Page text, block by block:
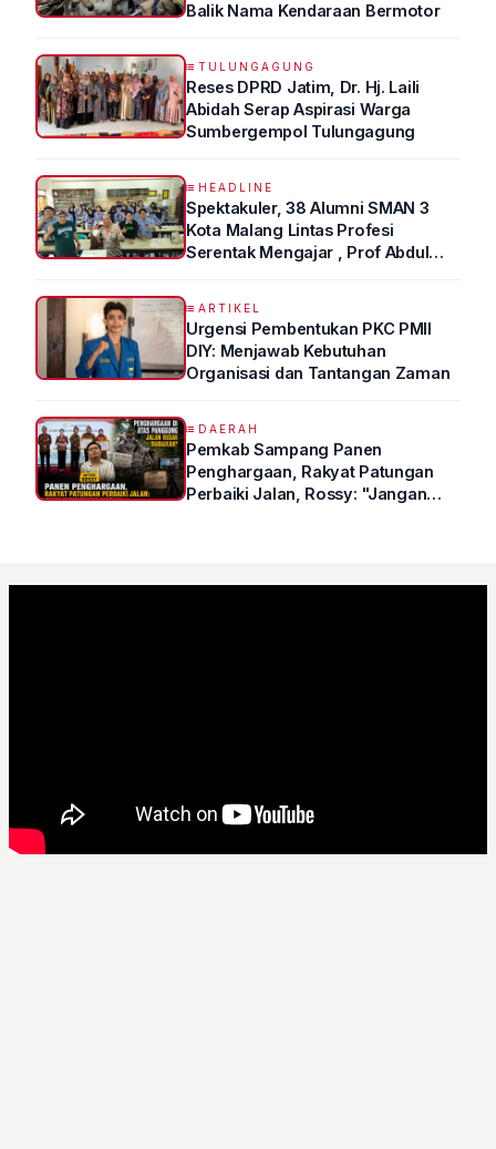
Balik Nama Kendaraan Bermotor
TULUNGAGUNG
Reses DPRD Jatim, Dr. Hj. Laili
Abidah Serap Aspirasi Warga
Sumbergempol Tulungagung
HEADLINE
Spektakuler, 38 Alumni SMAN 3
Kota Malang Lintas Profesi
Serentak Mengajar , Prof Abdul
ARTIKEL
Urgensi Pembentukan PKC PMII
DIY: Menjawab Kebutuhan
Organisasi dan Tantangan Zaman
DAERAH
Pemkab Sampang Panen
Penghargaan, Rakyat Patungan
Perbaiki Jalan, Rossy: "Jangan